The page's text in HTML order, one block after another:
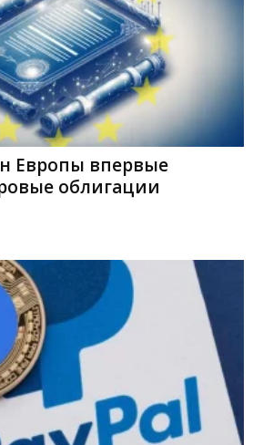
Европы впервые
облигации